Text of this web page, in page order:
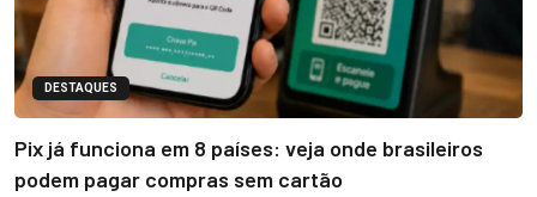
DESTAQUES
Pix já funciona em 8 países: veja onde brasileiros
podem pagar compras sem cartão